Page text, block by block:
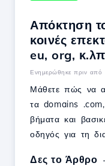
Απόκτηση
κοινές
eu, org,
Ενημερώθηκε πριν από
Μάθετε πώς να
τα domains
βήματα και
οδηγός για τη
Δες το Άρθρο